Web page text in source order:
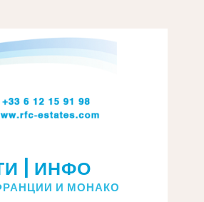
| ИНФО
И МОНАКО